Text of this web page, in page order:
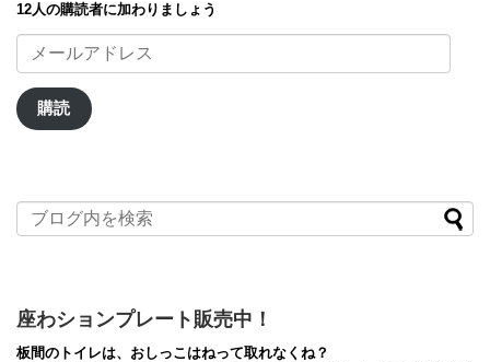
12人の購読者に加わりましょう
メ
ア
ド
購読
座わションプレート販売中！
板間のトイレは、おしっこはねって取れなくね？